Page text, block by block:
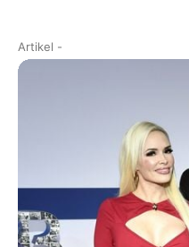
Artikel -